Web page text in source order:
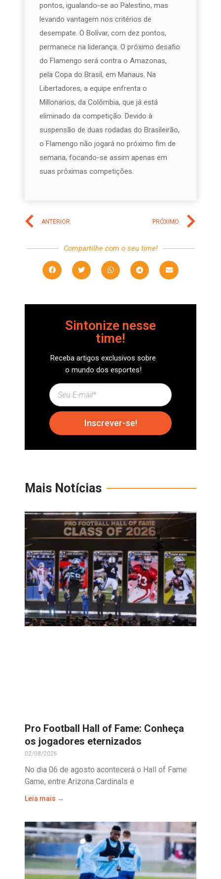
pontos, igualando-se ao Palestino, mas
levando vantagem nos critérios de
desempate. O Bolívar, com dez pontos,
permanece na liderança. O próximo desafio
do Flamengo será contra o Amazonas,
pela Copa do Brasil, em Manaus. Na
Libertadores, a equipe enfrenta o
Millonarios, da Colômbia, que já está
eliminado da competição. Devido à
suspensão de duas rodadas do Brasileirão,
o Flamengo não jogará no próximo fim de
semana, focando-se assim apenas em
suas próximas competições.
ANTERIOR PRÓXIMO
Compartilhe com o seu time!
Sintonize nesse
time!
Receba artigos exclusivos sobre
o mundo dos esportes!
Inscrever-se!
Mais Notícias
Pro Football Hall of Fame: Conheça
os jogadores eternizados
02/08/2026
No dia 06 de agosto acontecerá o Hall of Fame
Game, entre Arizona Cardinals e
Leia mais →